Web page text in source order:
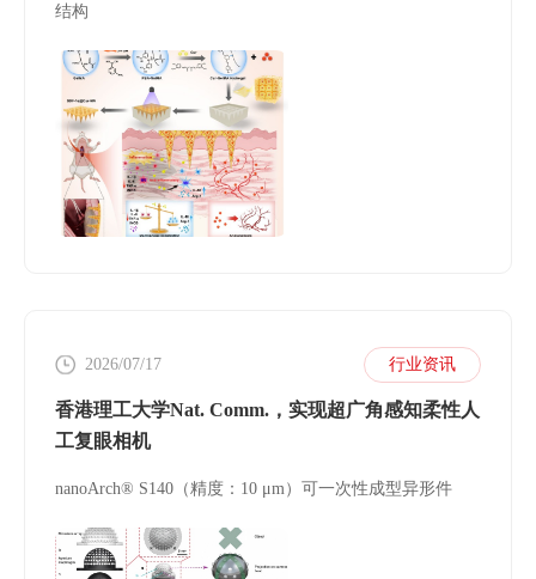
结构
2026/07/17 行业资讯
香港理工大学Nat. Comm.，实现超广角感知柔性人
工复眼相机
nanoArch® S140（精度：10 μm）可一次性成型异形件